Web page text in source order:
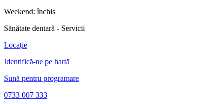
Weekend: închis
Sănătate dentară - Servicii
Locație
Identifică-ne pe hartă
Sună pentru programare
0733 007 333